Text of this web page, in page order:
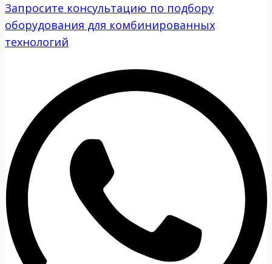
Запросите консультацию по подбору
оборудования для комбинированных
технологий